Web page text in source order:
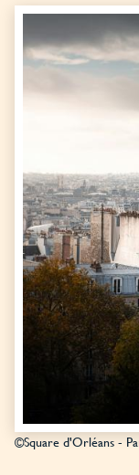
©Square d'Orléans -